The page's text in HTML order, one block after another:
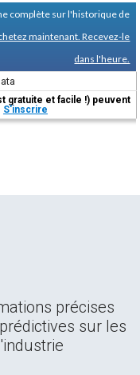
complète sur l'historique de
maintenant. Recevez-le
dans l'heure.
gratuite et facile !) peuvent
S'inscrire
précises
sur les